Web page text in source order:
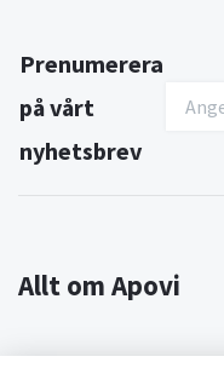
Prenumerera
på vårt
nyhetsbrev
Allt om Apovi